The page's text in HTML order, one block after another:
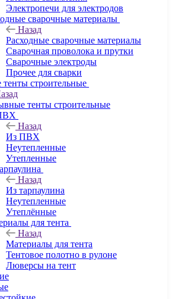
Электропечи для электродов
сварочные материалы
Назад
Расходные сварочные материалы
Сварочная проволока и прутки
Сварочные электроды
Прочее для сварки
строительные
тенты строительные
Назад
Из ПВХ
Неутепленные
Утепленные
Назад
Из тарпаулина
Неутепленные
Утеплённые
для тента
Назад
Материалы для тента
Тентовое полотно в рулоне
Люверсы на тент